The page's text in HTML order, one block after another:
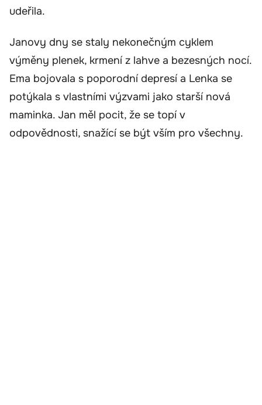
udeřila.
Janovy dny se staly nekonečným cyklem
výměny plenek, krmení z lahve a bezesných nocí.
Ema bojovala s poporodní depresí a Lenka se
potýkala s vlastními výzvami jako starší nová
maminka. Jan měl pocit, že se topí v
odpovědnosti, snažící se být vším pro všechny.